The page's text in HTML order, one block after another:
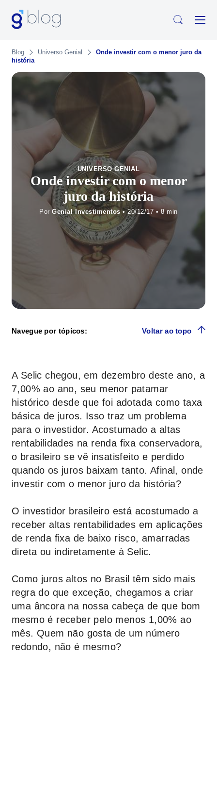
Blog Universo Genial
Onde investir com o menor juro da
história
UNIVERSO GENIAL
Onde investir com o menor
juro da história
PorGenial Investimentos• 20/12/17 •
Navegue por tópicos: Voltar ao topo
A Selic chegou, em dezembro deste ano, a
7,00% ao ano, seu menor patamar
histórico desde que foi adotada como taxa
básica de juros. Isso traz um problema
para o investidor. Acostumado a altas
rentabilidades na renda fixa conservadora,
o brasileiro se vê insatisfeito e perdido
quando os juros baixam tanto. Afinal, onde
investir com o menor juro da história?
O investidor brasileiro está acostumado a
receber altas rentabilidades em aplicações
de renda fixa de baixo risco, amarradas
direta ou indiretamente à Selic.
Como juros altos no Brasil têm sido mais
regra do que exceção, chegamos a criar
uma âncora na nossa cabeça de que bom
mesmo é receber pelo menos 1,00% ao
mês. Quem não gosta de um número
redondo, não é mesmo?